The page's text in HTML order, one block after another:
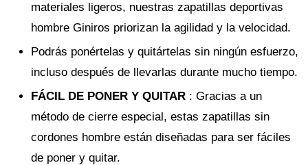
materiales ligeros, nuestras zapatillas deportivas
hombre Giniros priorizan la agilidad y la velocidad.
Podrás ponértelas y quitártelas sin ningún esfuerzo,
incluso después de llevarlas durante mucho tiempo.
FÁCIL DE PONER Y QUITAR : Gracias a un
método de cierre especial, estas zapatillas sin
cordones hombre están diseñadas para ser fáciles
de poner y quitar.